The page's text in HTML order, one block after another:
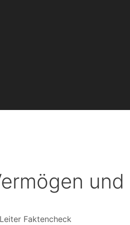
Faktencheck